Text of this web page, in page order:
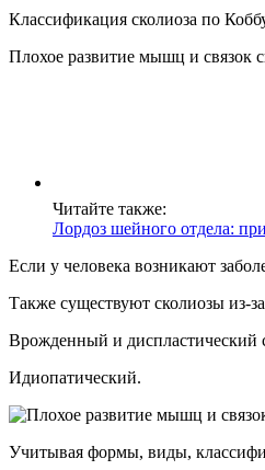
Классификация сколиоза по
Плохое развитие мышц и связок
Читайте также:
Лордоз шейного отдела:
Если у человека возникают
Также существуют сколиозы из-
Врожденный и диспластический
Идиопатический.
Учитывая формы, виды,